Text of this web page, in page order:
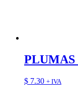
PLUMAS
$ 7.30 + IVA